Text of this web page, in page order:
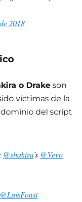
2018
o Drake son
víctimas de la
del script
@shakira's @Vevo
@LuisFonsi